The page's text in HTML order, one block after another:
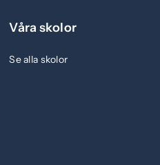
Våra skolor
Se alla skolor